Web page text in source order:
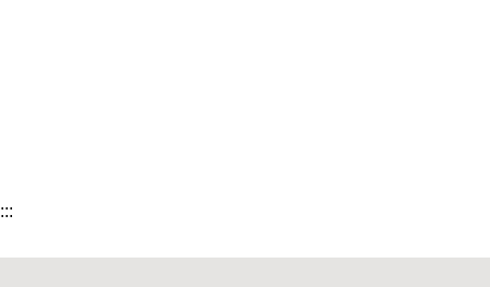
:::